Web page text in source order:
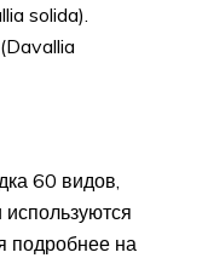
solida).
60 видов,
подробнее на